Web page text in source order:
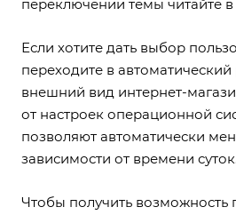
переключении темы читайте
Если хотите дать выбор
переходите в
внешний вид интернет-
от настроек операционной
позволяют автоматически
зависимости от времени
Чтобы получить возможность